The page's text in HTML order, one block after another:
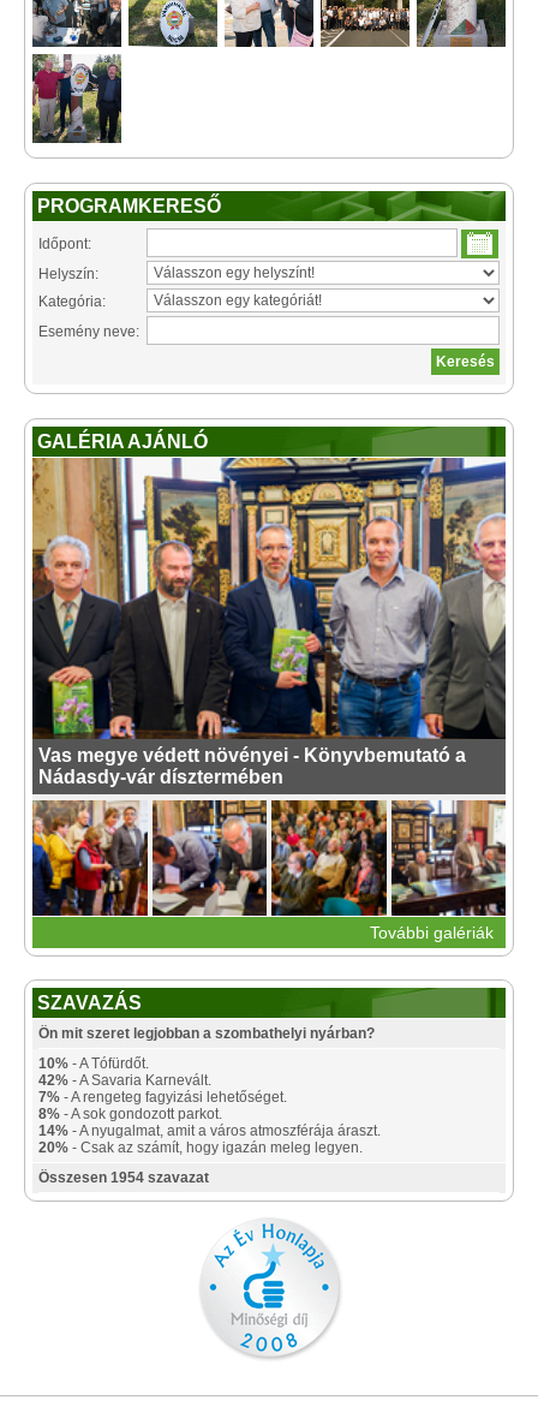
PROGRAMKERESŐ
Időpont:
Helyszín:
Kategória:
Esemény neve:
GALÉRIA AJÁNLÓ
Vas megye védett növényei - Könyvbemutató a
Nádasdy-vár dísztermében
További galériák
SZAVAZÁS
Ön mit szeret legjobban a szombathelyi nyárban?
10% - A Tófürdőt.
42% - A Savaria Karnevált.
7% - A rengeteg fagyizási lehetőséget.
8% - A sok gondozott parkot.
14% - A nyugalmat, amit a város atmoszférája áraszt.
20% - Csak az számít, hogy igazán meleg legyen.
Összesen 1954 szavazat